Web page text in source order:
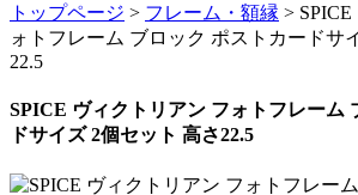
トップページ > フレーム・額縁 >
ォトフレーム ブロック ポストカードサ
22.5
SPICE ヴィクトリアン フォトフレーム
ドサイズ 2個セット 高さ22.5